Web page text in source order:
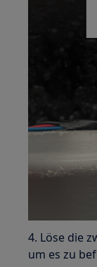
4. Löse die
um es zu